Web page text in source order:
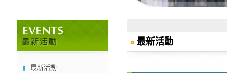
最新活動
最新活動